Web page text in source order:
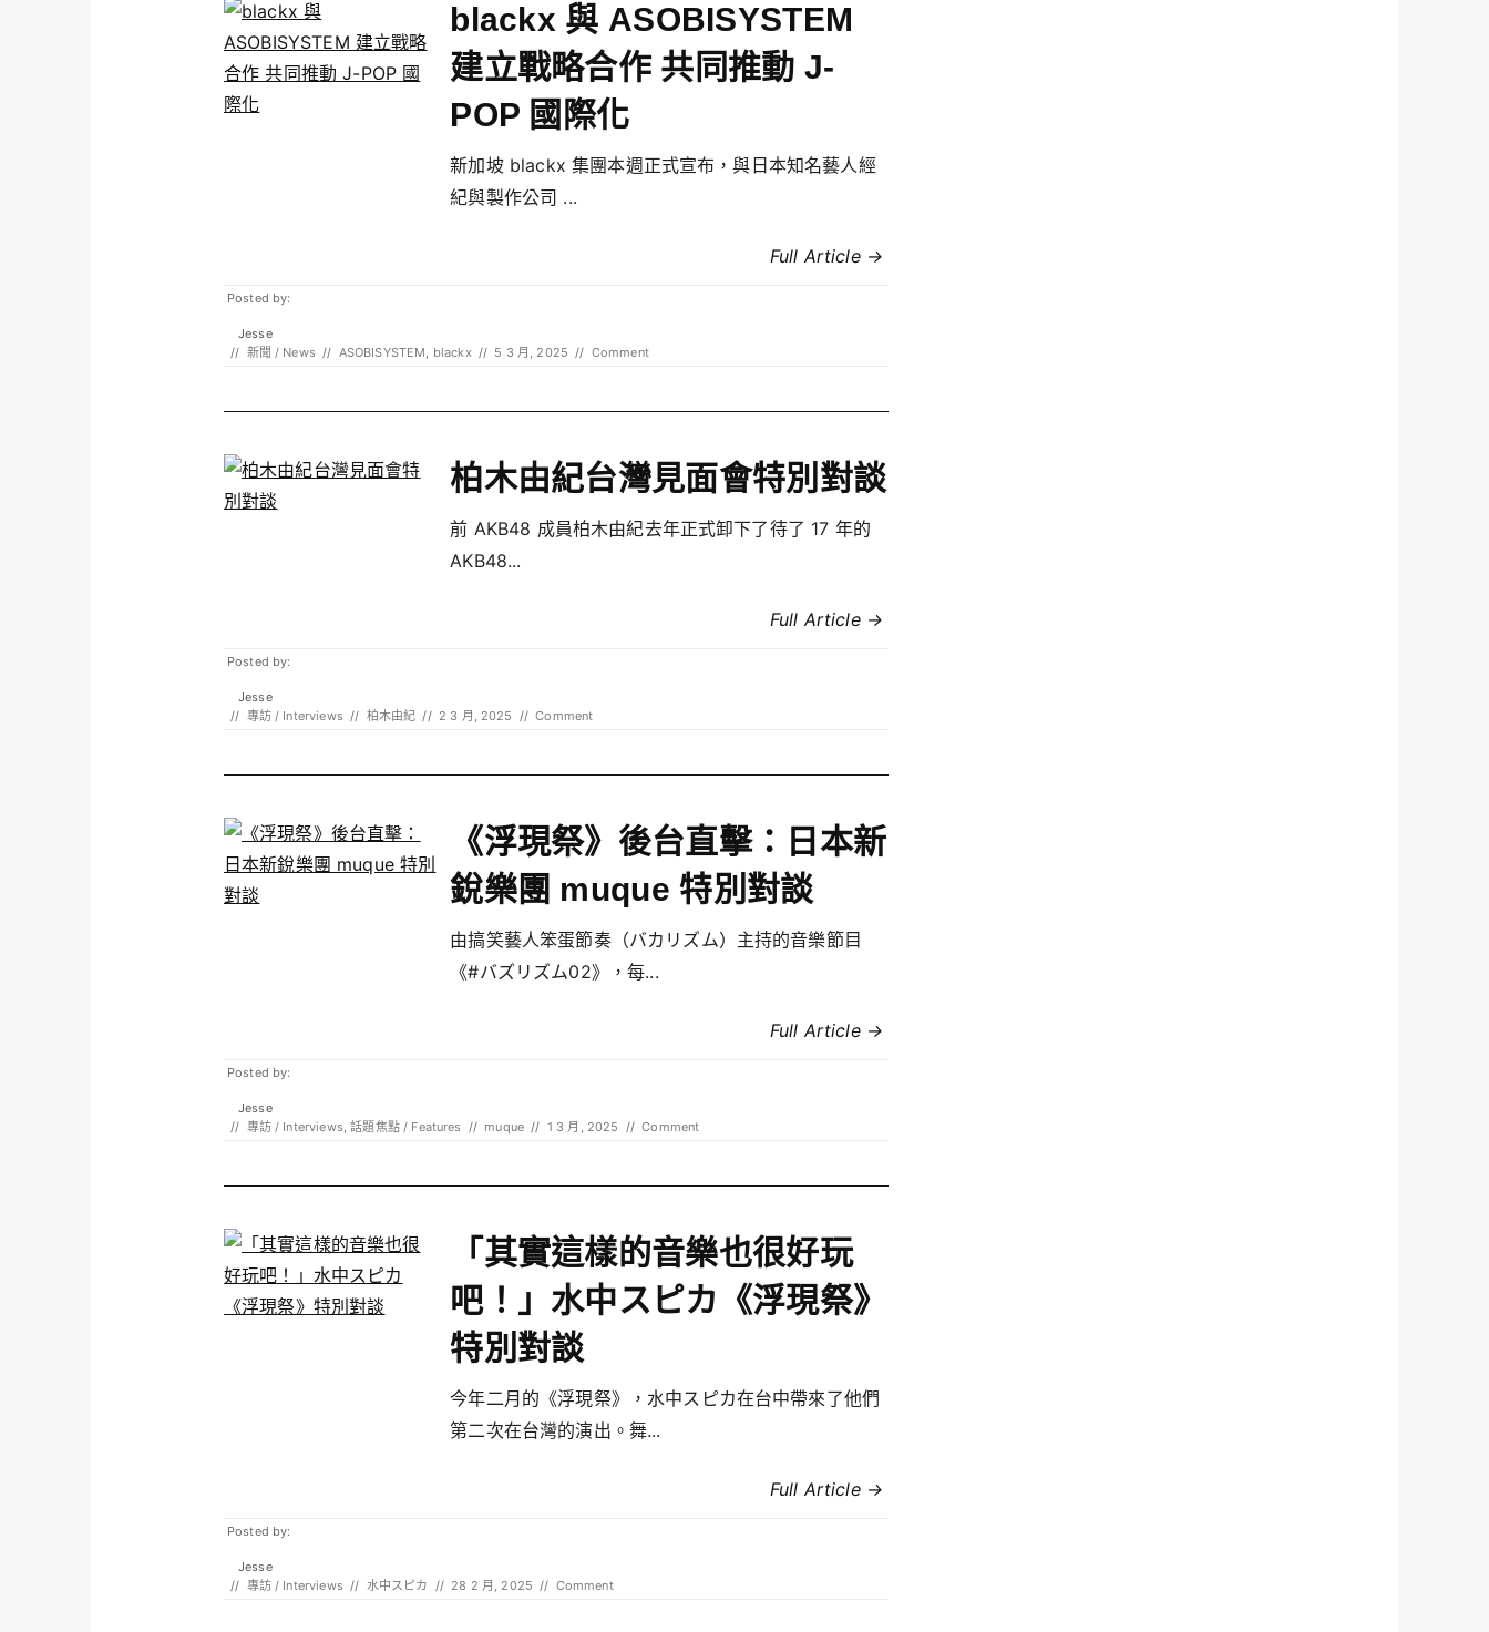
blackx 與 ASOBISYSTEM
建立戰略合作 共同推動 J-
POP 國際化
新加坡 blackx 集團本週正式宣布，與日本知名藝人經
紀與製作公司 ...
Full Article →
Posted by:
Jesse
// 新聞 / News // ASOBISYSTEM, blackx // 5 3 月, 2025 // Comment
柏木由紀台灣見面會特別對談
前 AKB48 成員柏木由紀去年正式卸下了待了 17 年的
AKB48...
Full Article →
Posted by:
Jesse
// 專訪 / Interviews // 柏木由紀 // 2 3 月, 2025 // Comment
《浮現祭》後台直擊：日本新
銳樂團 muque 特別對談
由搞笑藝人笨蛋節奏（バカリズム）主持的音樂節目
《#バズリズム02》，每...
Full Article →
Posted by:
Jesse
// 專訪 / Interviews,話題焦點 / Features // muque // 1 3 月, 2025 // Comment
「其實這樣的音樂也很好玩
吧！」水中スピカ《浮現祭》
特別對談
今年二月的《浮現祭》，水中スピカ在台中帶來了他們
第二次在台灣的演出。舞...
Full Article →
Posted by:
Jesse
// 專訪 / Interviews // 水中スピカ // 28 2 月, 2025 // Comment